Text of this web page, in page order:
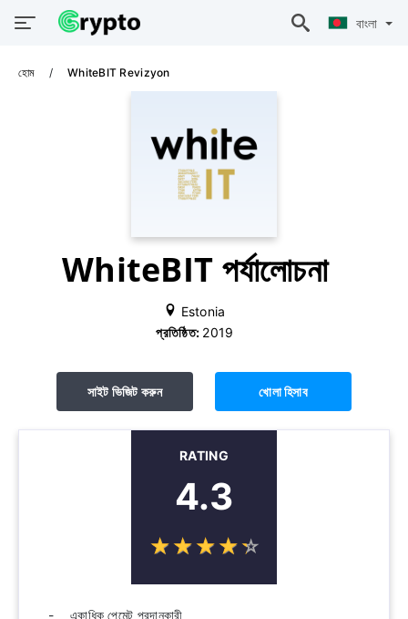
বাংলা
হোম WhiteBIT Revizyon
WhiteBIT পর্যালোচনা
Estonia
প্রতিষ্ঠিত: 2019
সাইট ভিজিট করুন খোলা হিসাব
RATING
4.3
☆☆☆☆☆
★★★★★
একাধিক পেমেন্ট প্রদানকারী